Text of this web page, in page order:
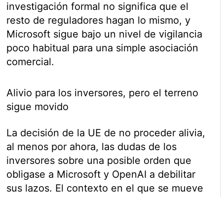
investigación formal no significa que el
resto de reguladores hagan lo mismo, y
Microsoft sigue bajo un nivel de vigilancia
poco habitual para una simple asociación
comercial.
Alivio para los inversores, pero el terreno
sigue movido
La decisión de la UE de no proceder alivia,
al menos por ahora, las dudas de los
inversores sobre una posible orden que
obligase a Microsoft y OpenAI a debilitar
sus lazos. El contexto en el que se mueve